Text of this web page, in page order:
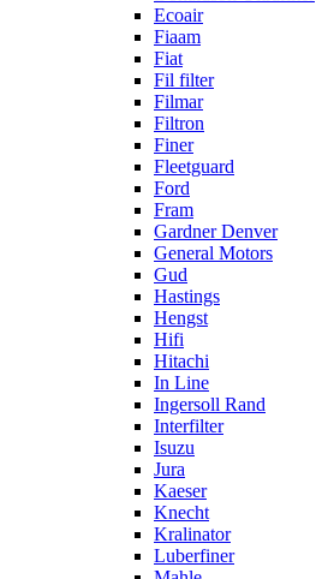
Ecoair
Fiaam
Fiat
Fil filter
Filmar
Filtron
Finer
Fleetguard
Ford
Fram
Gardner Denver
General Motors
Gud
Hastings
Hengst
Hifi
Hitachi
In Line
Ingersoll Rand
Interfilter
Isuzu
Jura
Kaeser
Knecht
Kralinator
Luberfiner